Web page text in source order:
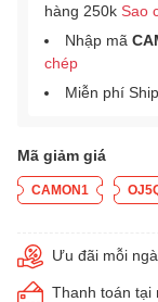
hàng 250k Sao
Nhập mã
chép
Miễn phí
Mã giảm giá
CAMON1
Ưu đãi mỗi
Thanh toán tại